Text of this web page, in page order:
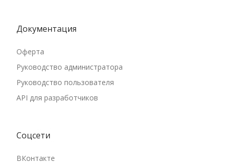
Документация
Оферта
Руководство администратора
Руководство пользователя
API для разработчиков
Соцсети
ВКонтакте